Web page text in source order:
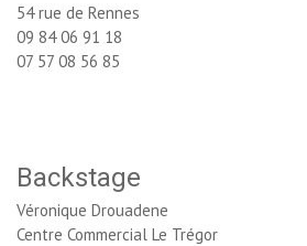
54 rue de Rennes
09 84 06 91 18
07 57 08 56 85
Backstage
Véronique Drouadene
Centre Commercial Le Trégor